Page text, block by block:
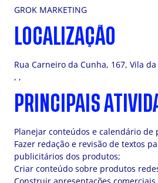
GROK MARKETING
LOCALIZAÇÃO
Rua Carneiro da Cunha, 167, Vila da
, ,
PRINCIPAIS
Planejar conteúdos e calendário de
Fazer redação e revisão de textos
publicitários dos produtos;
Criar conteúdo sobre produtos